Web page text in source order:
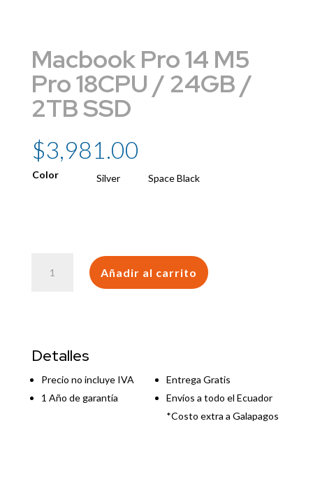
Macbook Pro 14 M5
Pro 18CPU / 24GB /
2TB SSD
$3,981.00
Color Silver Space Black
2TB
Añadir al carrito
Detalles
Precio no incluye IVA
1 Año de garantía
Entrega Gratis
Envíos a todo el Ecuador
*Costo extra a Galapagos